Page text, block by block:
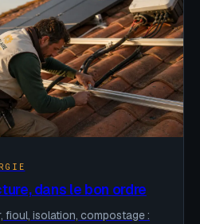
dans le bon ordre
fioul, isolation, compostage :